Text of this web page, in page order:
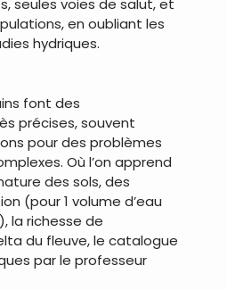
seules voies de salut, et
en oubliant les
hydriques.
font des
précises, souvent
pour des problèmes
Où l’on apprend
des sols, des
(pour 1 volume d’eau
la richesse de
du fleuve, le catalogue
par le professeur